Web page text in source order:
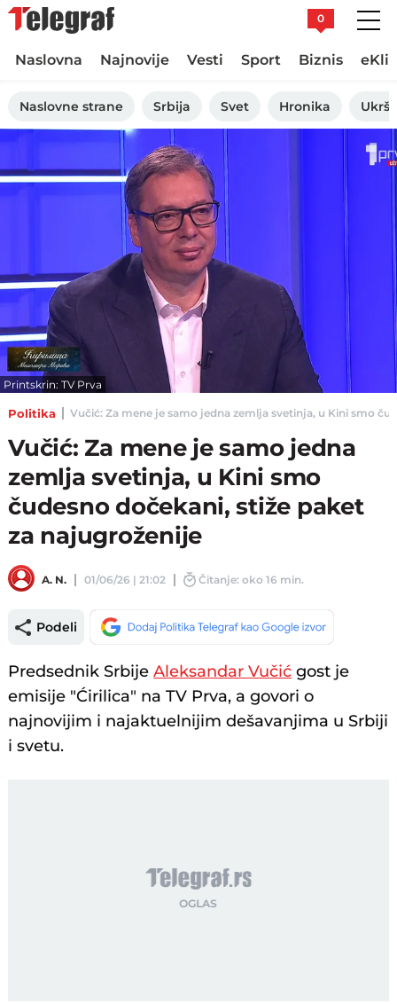
0
Naslovna Najnovije Vesti Sport Biznis
Naslovne strane Srbija Svet Hronika
Printskrin: TV Prva
Politika Vučić: Za mene je samo jedna zemlja svetinja, u Kini smo
Vučić: Za mene je samo jedna
zemlja svetinja, u Kini smo
čudesno dočekani, stiže paket
za najugroženije
A. N. 01/06/26 | 21:02 Čitanje: oko 16 min.
Podeli
Predsednik SrbijeAleksandar Vučić gost je
emisije "Ćirilica" na TV Prva, a govori o
najnovijim i najaktuelnijim dešavanjima u Srbiji
i svetu.